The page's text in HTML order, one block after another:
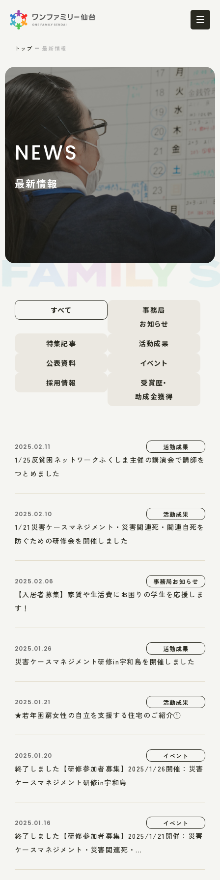
トップ 最新情報
NEWS
最新情報
すべて
事務局
お知らせ
特集記事
活動成果
公表資料
イベント
採用情報
受賞歴・
助成金獲得
2025.02.11 活動成果
1/25反貧困ネットワークふくしま主催の講演会で講師を
つとめました
2025.02.10 活動成果
1/21災害ケースマネジメント・災害関連死・関連自死を
防ぐための研修会を開催しました
2025.02.06 事務局お知らせ
【入居者募集】家賃や生活費にお困りの学生を応援しま
す！
2025.01.26 活動成果
災害ケースマネジメント研修in宇和島を開催しました
2025.01.21 活動成果
★若年困窮女性の自立を支援する住宅のご紹介①
2025.01.20 イベント
終了しました【研修参加者募集】2025/1/26開催：災害
ケースマネジメント研修in宇和島
2025.01.16 イベント
終了しました【研修参加者募集】2025/1/21開催：災害
ケースマネジメント・災害関連死・...